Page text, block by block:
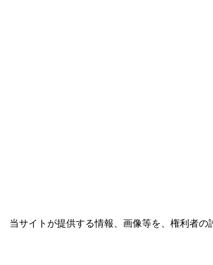
当サイトが提供する情報、画像等を、権利者の